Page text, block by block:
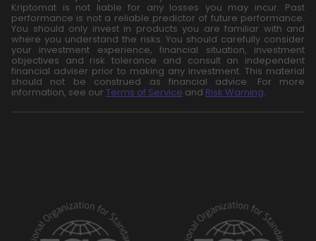
Kriptomat is not liable for any losses you may incur. Past
performance is not a reliable predictor of future performance.
You should only invest in products you are familiar with and
where you understand the risks. You should carefully consider
your investment experience, financial situation, investment
objectives and risk tolerance and consult an independent
financial adviser prior to making any investment. This material
should not be construed as financial advice. For more
information, see our Terms of Service and Risk Warning.